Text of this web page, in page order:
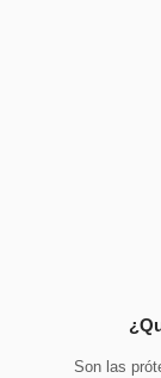
Son las